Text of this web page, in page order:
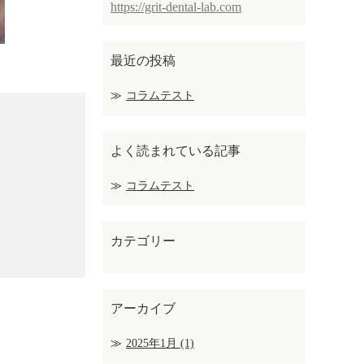
https://grit-dental-lab.com
最近の投稿
コラムテスト
よく読まれている記事
コラムテスト
カテゴリー
アーカイブ
2025年1月 (1)